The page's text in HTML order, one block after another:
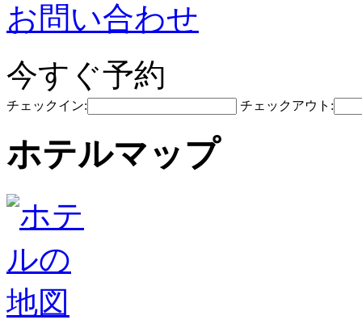
お問い合わせ
今すぐ予約
チェックイン: チェックアウト:
ホテルマップ